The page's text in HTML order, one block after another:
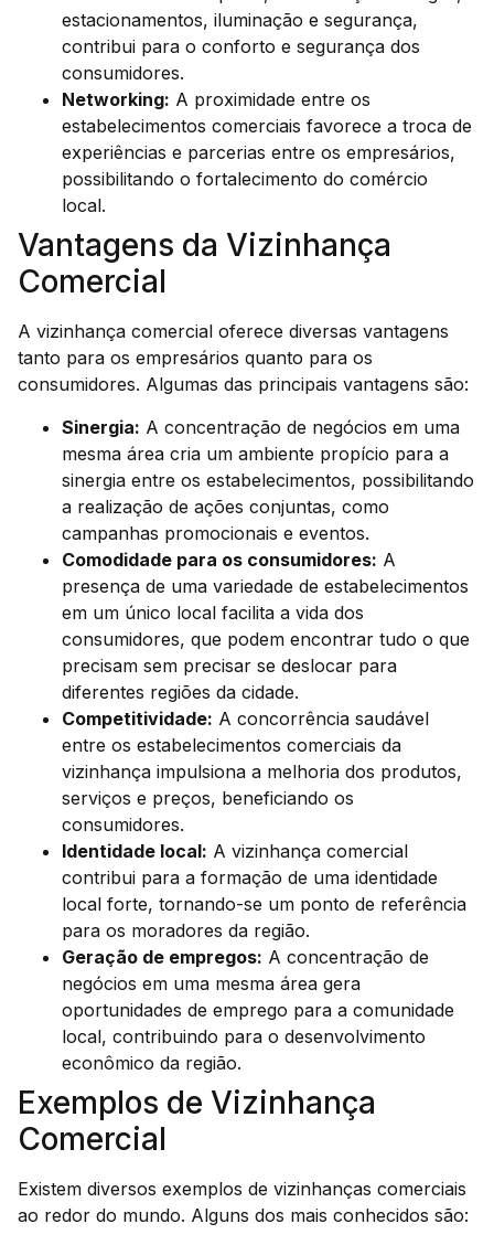
estacionamentos, iluminação e segurança,
contribui para o conforto e segurança dos
consumidores.
Networking: A proximidade entre os
estabelecimentos comerciais favorece a troca de
experiências e parcerias entre os empresários,
possibilitando o fortalecimento do comércio
local.
Vantagens da Vizinhança
Comercial
A vizinhança comercial oferece diversas vantagens
tanto para os empresários quanto para os
consumidores. Algumas das principais vantagens são:
Sinergia: A concentração de negócios em uma
mesma área cria um ambiente propício para a
sinergia entre os estabelecimentos, possibilitando
a realização de ações conjuntas, como
campanhas promocionais e eventos.
Comodidade para os consumidores: A
presença de uma variedade de estabelecimentos
em um único local facilita a vida dos
consumidores, que podem encontrar tudo o que
precisam sem precisar se deslocar para
diferentes regiões da cidade.
Competitividade: A concorrência saudável
entre os estabelecimentos comerciais da
vizinhança impulsiona a melhoria dos produtos,
serviços e preços, beneficiando os
consumidores.
Identidade local: A vizinhança comercial
contribui para a formação de uma identidade
local forte, tornando-se um ponto de referência
para os moradores da região.
Geração de empregos: A concentração de
negócios em uma mesma área gera
oportunidades de emprego para a comunidade
local, contribuindo para o desenvolvimento
econômico da região.
Exemplos de Vizinhança
Comercial
Existem diversos exemplos de vizinhanças comerciais
ao redor do mundo. Alguns dos mais conhecidos são: